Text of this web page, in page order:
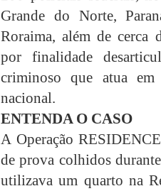
Grande do Norte,
Roraima, além de cerca
por finalidade
criminoso que atua
nacional.
ENTENDA O CASO
A Operação
de prova colhidos
utilizava um quarto na